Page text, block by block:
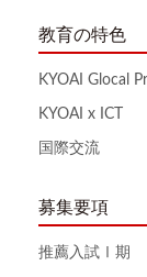
教育の特色
KYOAI Glocal
KYOAI x ICT
国際交流
募集要項
推薦入試Ⅰ期